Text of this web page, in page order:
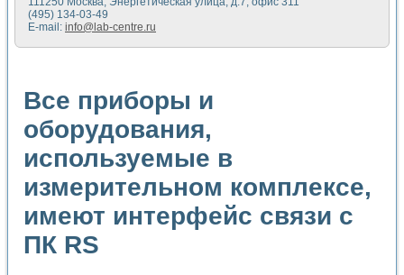
Недорогая система управления сверхпроводящим
Применение технологий NI в курсе экспериментальной
Расчет переноса аэрозоля и выпадения осадка в
Применение NI VISION для геометрического анализа в
Система температурной стабилизации
Управление движением с помощью программно -
Определение параметров всплывающих газовых
Система управления асинхронным тиристорным
Лазерный профилометр
Применение средств NATIONAL INSTRUMENTS для
Разработка автоматизированного стенда для
Высокочувствительные оптоэлектронные
(495) 134-03-49
E-mail: info@lab-centre.ru
Все приборы и
оборудования,
используемые в
измерительном комплексе,
имеют интерфейс связи с
ПК RS